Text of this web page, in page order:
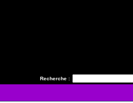
Recherche :